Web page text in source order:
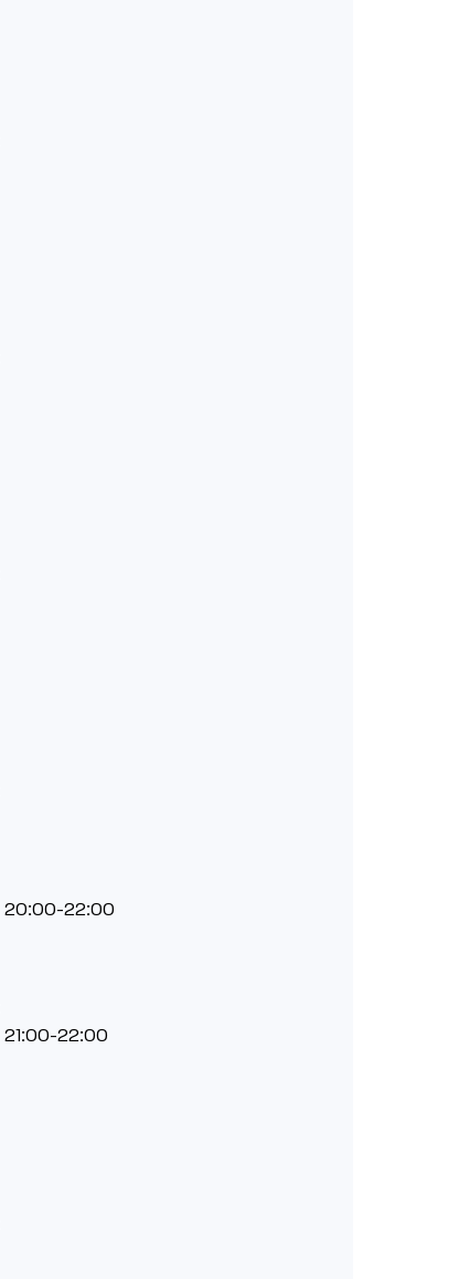
20:00-22:00
21:00-22:00